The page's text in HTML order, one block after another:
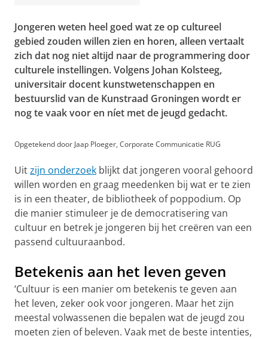
Jongeren weten heel goed wat ze op cultureel
gebied zouden willen zien en horen, alleen vertaalt
zich dat nog niet altijd naar de programmering door
culturele instellingen. Volgens Johan Kolsteeg,
universitair docent kunstwetenschappen en
bestuurslid van de Kunstraad Groningen wordt er
nog te vaak voor en níet met de jeugd gedacht.
Opgetekend door Jaap Ploeger, Corporate Communicatie RUG
Uitzijn onderzoek blijkt dat jongeren vooral gehoord
willen worden en graag meedenken bij wat er te zien
is in een theater, de bibliotheek of poppodium. Op
die manier stimuleer je de democratisering van
cultuur en betrek je jongeren bij het creëren van een
passend cultuuraanbod.
Betekenis aan het leven geven
‘Cultuur is een manier om betekenis te geven aan
het leven, zeker ook voor jongeren. Maar het zijn
meestal volwassenen die bepalen wat de jeugd zou
moeten zien of beleven. Vaak met de beste intenties,